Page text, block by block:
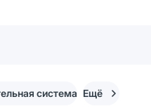
система Ещё